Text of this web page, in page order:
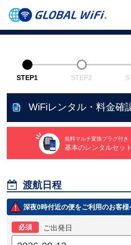
STEP1 STEP2
WiFiレンタル・料金確
無料マルチ変換プラグ付き！
基本のレンタルセッ
 渡航日程
深夜0時付近の便をご利用のお客様
必須 ご出発日